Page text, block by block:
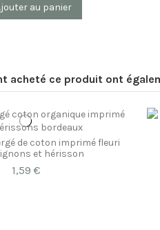
au panier
acheté ce produit ont
de coton imprimé fleuri
et hérisson
1,59 €